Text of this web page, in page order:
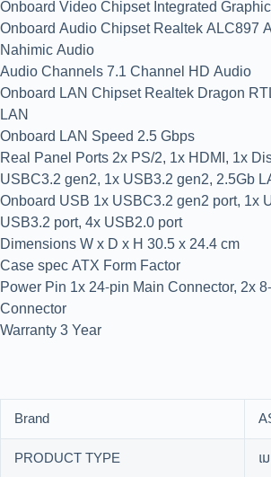
Onboard Video Chipset Integrated
Onboard Audio Chipset Realtek ALC897
Nahimic Audio
Audio Channels 7.1 Channel HD Audio
Onboard LAN Chipset Realtek Dragon
LAN
Onboard LAN Speed 2.5 Gbps
Real Panel Ports 2x PS/2, 1x HDMI, 1x
USBC3.2 gen2, 1x USB3.2 gen2, 2.5Gb
Onboard USB 1x USBC3.2 gen2 port, 1x
USB3.2 port, 4x USB2.0 port
Dimensions W x D x H 30.5 x 24.4 cm
Case spec ATX Form Factor
Power Pin 1x 24-pin Main Connector, 2x
Connector
Warranty 3 Year
Brand
PRODUCT TYPE
เ